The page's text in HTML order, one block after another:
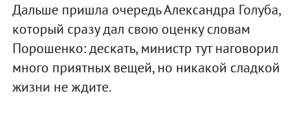
Дальше пришла очередь Александра Голуба,
который сразу дал свою оценку словам
Порошенко: дескать, министр тут наговорил
много приятных вещей, но никакой сладкой
жизни не ждите.